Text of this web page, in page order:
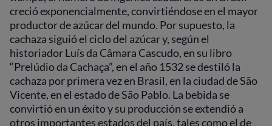
creció exponencialmente, convirtiéndose en el mayor
productor de azúcar del mundo. Por supuesto, la
cachaza siguió el ciclo del azúcar y, según el
historiador Luís da Câmara Cascudo, en su libro
“Prelúdio da Cachaça”, en el año 1532 se destiló la
cachaza por primera vez en Brasil, en la ciudad de São
Vicente, en el estado de São Pablo. La bebida se
convirtió en un éxito y su producción se extendió a
otros importantes estados del país, tales como el de